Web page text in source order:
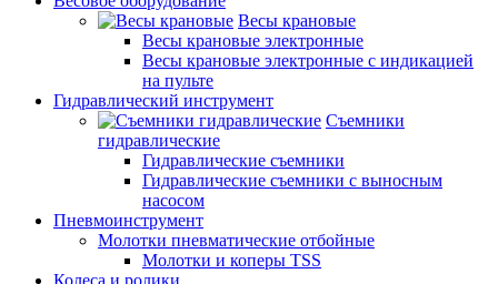
Весы крановые
Весы крановые электронные
Весы крановые электронные с индикацией
на пульте
Гидравлический инструмент
Съемники
гидравлические
Гидравлические съемники
Гидравлические cъемники с выносным
насосом
Пневмоинструмент
Молотки пневматические отбойные
Молотки и коперы TSS
Колеса и ролики